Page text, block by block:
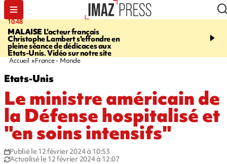
10:48
MALAISE L'acteur français
Christophe Lambert s'effondre en
pleine séance de dédicaces aux
Etats-Unis. Vidéo sur notre site
13:48
l'Ouest pour le début
Accueil France - Monde
Etats-Unis
Le ministre américain de
la Défense hospitalisé et
"en soins intensifs"
Publié le 12 février 2024 à 10:53
Actualisé le 12 février 2024 à 12:07